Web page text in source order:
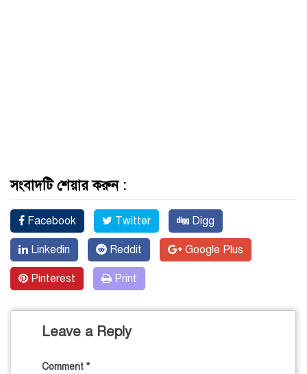
সংবাদটি শেয়ার করুন :
Facebook Twitter Digg
Linkedin Reddit Google Plus
Pinterest Print
Leave a Reply
Comment *